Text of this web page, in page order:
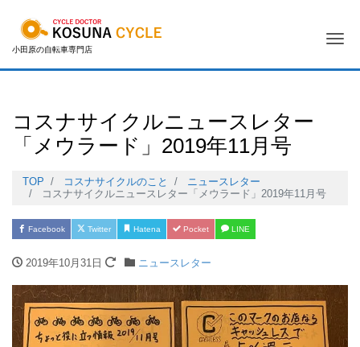
小田原の自転車専門店
コスナサイクルニュースレター
「メウラード」2019年11月号
TOP コスナサイクルのこと
ニュースレター
コスナサイクルニュースレター「メウラード」2019年11月号
Facebook Twitter Hatena Pocket LINE
2019年10月31日 ニュースレター